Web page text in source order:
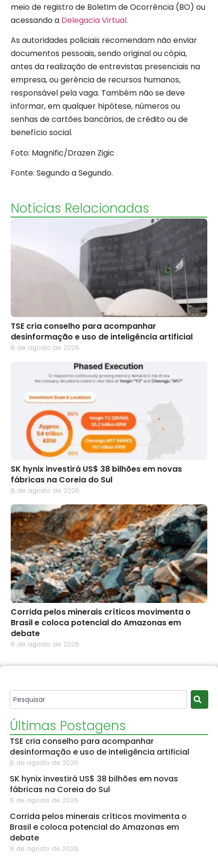
meio de registro de Boletim de Ocorrência (BO) ou
acessando a Delegacia Virtual.
As autoridades policiais recomendam não enviar
documentos pessoais, sendo original ou cópia,
antes da realização de entrevistas presenciais na
empresa, ou gerência de recursos humanos,
responsável pela vaga. Também não se deve
informar, em qualquer hipótese, números ou
senhas de cartões bancários, de crédito ou de
benefício social.
Foto: Magnific/Drazen Zigic
Fonte: Segundo a Segundo.
Notícias Relacionadas
TSE cria conselho para acompanhar
desinformação e uso de inteligência artificial
8 de agosto de 2026
SK hynix investirá US$ 38 bilhões em novas
fábricas na Coreia do Sul
8 de agosto de 2026
Corrida pelos minerais críticos movimenta o
Brasil e coloca potencial do Amazonas em
debate
8 de agosto de 2026
Últimas Postagens
TSE cria conselho para acompanhar
desinformação e uso de inteligência artificial
8 de agosto de 2026
SK hynix investirá US$ 38 bilhões em novas
fábricas na Coreia do Sul
8 de agosto de 2026
Corrida pelos minerais críticos movimenta o
Brasil e coloca potencial do Amazonas em
debate
8 de agosto de 2026